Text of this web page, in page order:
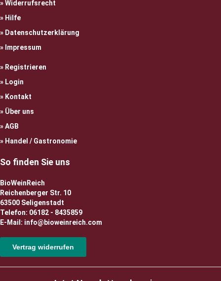
Widerrufsrecht
Hilfe
Datenschutzerklärung
Impressum
Registrieren
Login
Kontakt
Über uns
AGB
Handel / Gastronomie
So finden Sie uns
BioWeinReich
Reichenberger Str. 10
63500 Seligenstadt
Telefon: 06182 - 8435859
E-Mail: info@bioweinreich.com
Vertrag widerrufen